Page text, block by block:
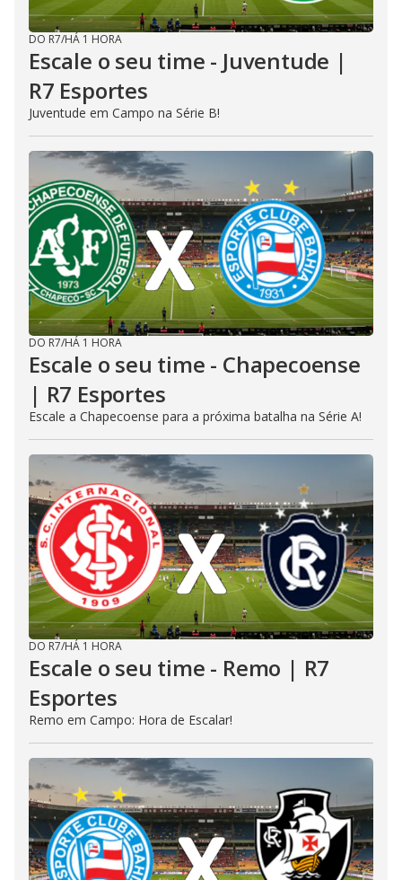
DO R7/HÁ 1 HORA
Escale o seu time - Juventude |
R7 Esportes
Juventude em Campo na Série B!
DO R7/HÁ 1 HORA
Escale o seu time - Chapecoense
| R7 Esportes
Escale a Chapecoense para a próxima batalha na Série A!
DO R7/HÁ 1 HORA
Escale o seu time - Remo | R7
Esportes
Remo em Campo: Hora de Escalar!